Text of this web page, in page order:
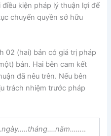
kiện pháp lý thuận lợi để
chuyển quyền sở hữu
02 (hai) bản có giá trị pháp
bản. Hai bên cam kết
đã nêu trên. Nếu bên
trách nhiệm trước pháp
..